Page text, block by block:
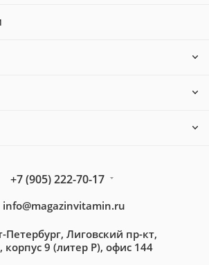
+7 (905) 222-70-17
info@magazinvitamin.ru
Петербург, Лиговский пр-кт,
корпус 9 (литер Р), офис 144